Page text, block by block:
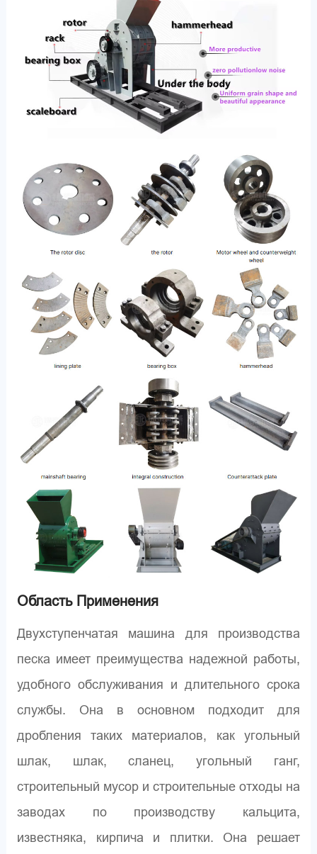
Область Применения
Двухступенчатая машина для производства
песка имеет преимущества надежной работы,
удобного обслуживания и длительного срока
службы. Она в основном подходит для
дробления таких материалов, как угольный
шлак, шлак, сланец, угольный ганг,
строительный мусор и строительные отходы на
заводах по производству кальцита,
известняка, кирпича и плитки. Она решает